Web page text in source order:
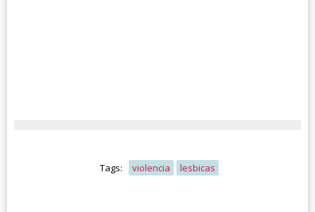
Tags: violencia lesbicas